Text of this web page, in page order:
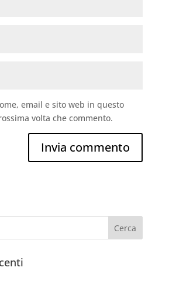
email e sito web in questo
volta che commento.